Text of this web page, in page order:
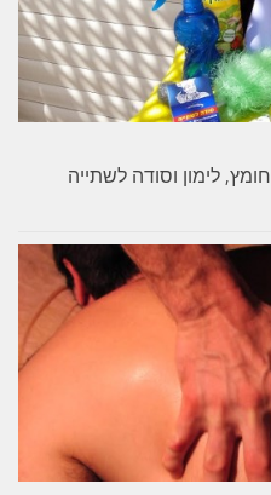
לימון וסודה לשתייה